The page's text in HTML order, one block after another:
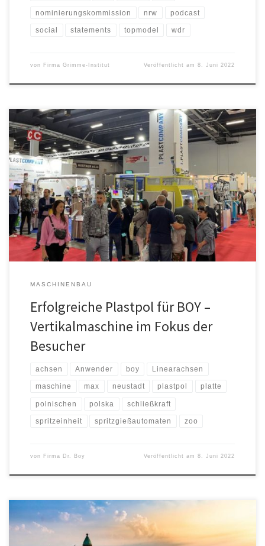
nominierungskommission nrw podcast
social statements topmodel wdr
von Firma Grimme-Institut Veröffentlicht am8. Juni 2022
Einen tollen Messeerfolg verbuchte die polnische Vertretung 1.
PLASTCOMPANY Polska Sp. z.o.o. des deutschen
Maschinenherstellers BOY auf der Kunststoffmesse Plastpol. Der
Spezialist für Spritzgießautomaten bis 1.250 kN Schließkraft
präsentierte in Kielce einen Umspritzautomat mit vertikaler
Spritzeinheit sowie seiner größten Maschine einer BOY 125 E.
Besonders die Vertikalmaschine stand im Fokus […]
MASCHINENBAU
Erfolgreiche Plastpol für BOY –
Vertikalmaschine im Fokus der
Besucher
achsen Anwender boy Linearachsen
maschine max neustadt plastpol platte
polnischen polska schließkraft
spritzeinheit spritzgießautomaten zoo
von Firma Dr. Boy Veröffentlicht am8. Juni 2022
Der Seetransport bleibt die häufigste, effizienteste und